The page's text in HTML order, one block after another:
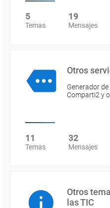
5
Temas
19
Mensajes
Otros
Generador
Comparti2 y
11
Temas
32
Mensajes
Otros
las TIC